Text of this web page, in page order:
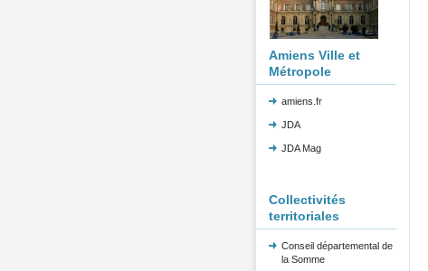
Amiens Ville et
Métropole
amiens.fr
JDA
JDA Mag
Collectivités
territoriales
Conseil départemental de
la Somme